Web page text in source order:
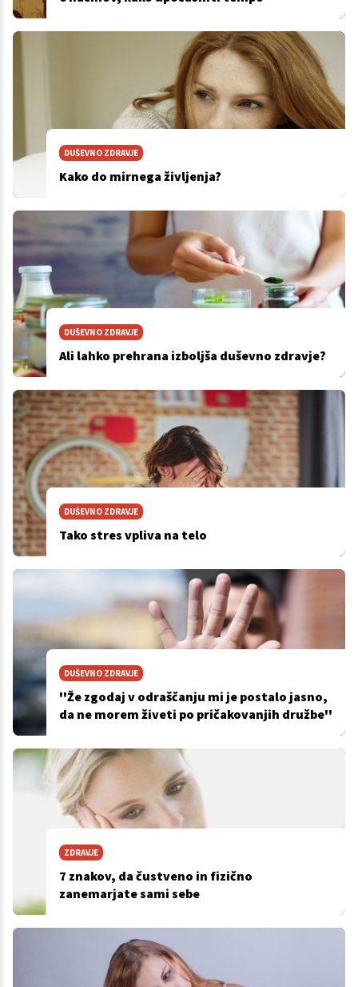
DUŠEVNO ZDRAVJE
Kako do mirnega življenja?
DUŠEVNO ZDRAVJE
Ali lahko prehrana izboljša duševno zdravje?
DUŠEVNO ZDRAVJE
Tako stres vpliva na telo
DUŠEVNO ZDRAVJE
''Že zgodaj v odraščanju mi je postalo jasno,
da ne morem živeti po pričakovanjih družbe''
ZDRAVJE
7 znakov, da čustveno in fizično
zanemarjate sami sebe